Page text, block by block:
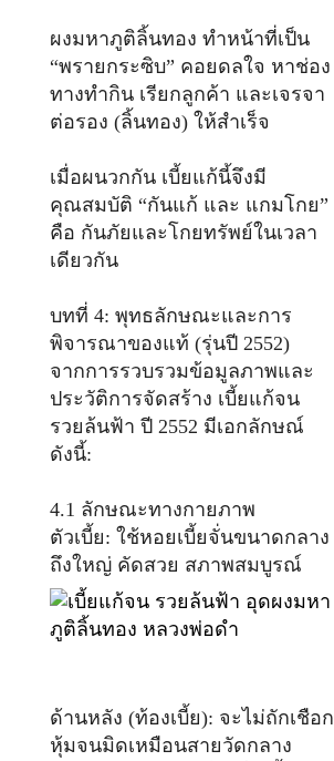
ผงมหาภูติลิ้นทอง ทำหน้าที่เป็น
“พรายกระซิบ” คอยดลใจ หาช่อง
ทางทำกิน เรียกลูกค้า และเจรจา
ต่อรอง (ลิ้นทอง) ให้สำเร็จ
เมื่อผนวกกัน เบี้ยแก้นี้จึงมี
คุณสมบัติ “กันแก้ และ แกมโกย”
คือ กันภัยและโกยทรัพย์ในเวลา
เดียวกัน
บทที่ 4: พุทธลักษณะและการ
พิจารณาของแท้ (รุ่นปี 2552)
จากการรวบรวมข้อมูลภาพและ
ประวัติการจัดสร้าง เบี้ยแก้จน
รวยล้นฟ้า ปี 2552 มีเอกลักษณ์
ดังนี้:
4.1 ลักษณะทางกายภาพ
ตัวเบี้ย: ใช้หอยเบี้ยจั่นขนาดกลาง
ถึงใหญ่ คัดสวย สภาพสมบูรณ์
ด้านหลัง (ท้องเบี้ย): จะไม่ถักเชือก
หุ้มจนมิดเหมือนสายวัดกลาง